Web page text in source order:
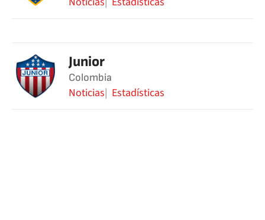
Junior
Colombia
Noticias Estadísticas